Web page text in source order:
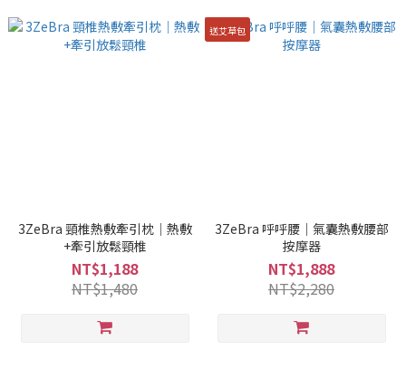
3ZeBra 頸椎熱敷牽引枕｜熱敷
+牽引放鬆頸椎
NT$1,188
NT$1,480
送艾草包
3ZeBra 呼呼腰｜氣囊熱敷腰部
按摩器
NT$1,888
NT$2,280